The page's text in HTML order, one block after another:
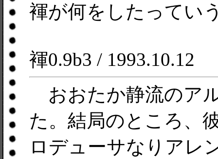
褌が何をしたってい
褌0.9b3 / 1993.10.12
おおたか静流のア
た。結局のところ、
ロデューサなりアレ